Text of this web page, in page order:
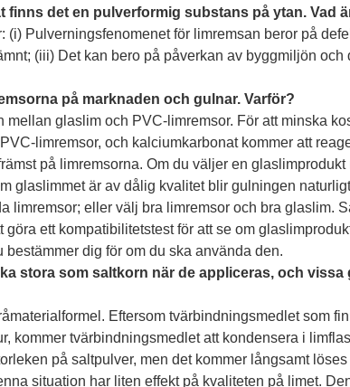
finns det en pulverformig substans på ytan. Vad
(i) Pulverningsfenomenet för limremsan beror på
(iii) Det kan bero på påverkan av byggmiljön och
på marknaden och gulnar. Varför?
mellan glaslim och PVC-limremsor. För att minska
limremsor, och kalciumkarbonat kommer att
på limremsorna. Om du väljer en
glaslimmet är av dålig kvalitet blir gulningen
limremsor; eller välj bra limremsor och bra glaslim.
ett kompatibilitetstest för att se om
dig för om du ska använda den.
stora som saltkorn när de appliceras, och vissa
Eftersom tvärbindningsmedlet som
kommer tvärbindningsmedlet att kondensera i
på saltpulver, men det kommer långsamt
situation har liten effekt på kvaliteten på limet.